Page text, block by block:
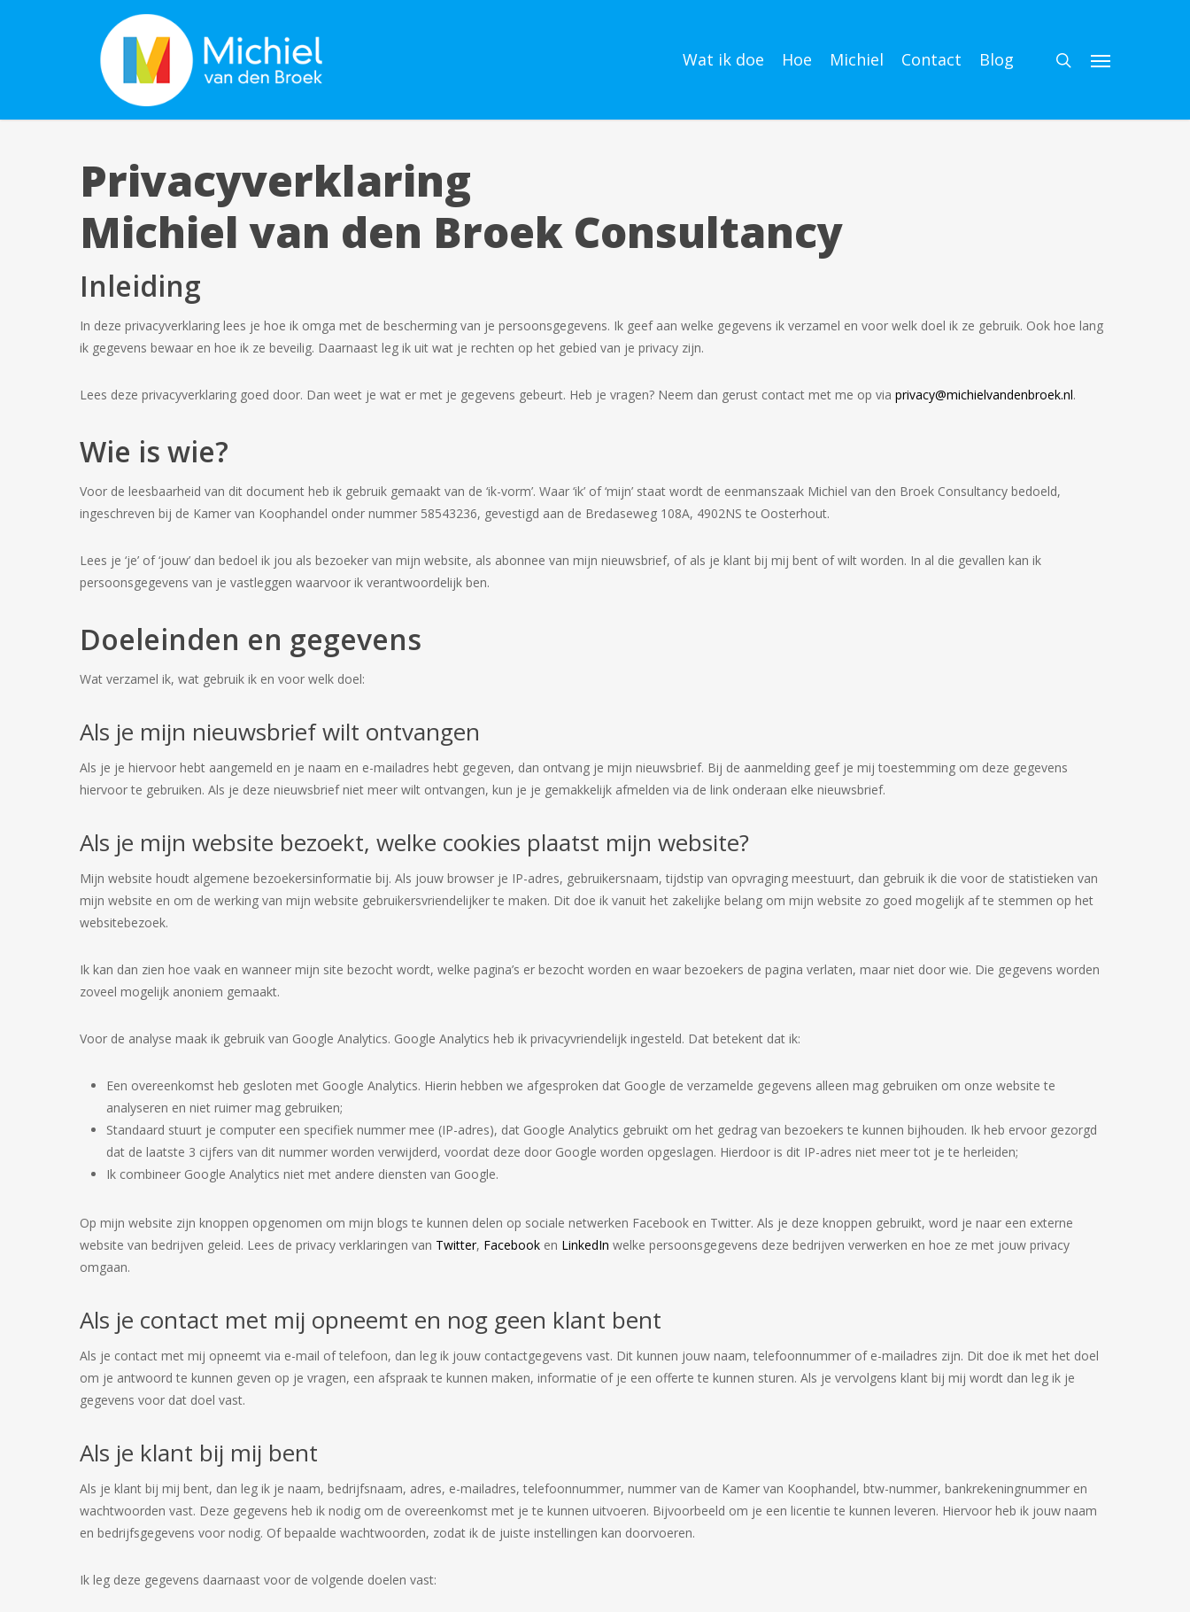
Wat ik doe Hoe Michiel Contact Blog search
Menu
Privacyverklaring
Michiel van den Broek Consultancy
Inleiding
In deze privacyverklaring lees je hoe ik omga met de bescherming van je persoonsgegevens. Ik geef aan welke gegevens ik verzamel en voor welk doel ik ze gebruik. Ook hoe lang
ik gegevens bewaar en hoe ik ze beveilig. Daarnaast leg ik uit wat je rechten op het gebied van je privacy zijn.
Lees deze privacyverklaring goed door. Dan weet je wat er met je gegevens gebeurt. Heb je vragen? Neem dan gerust contact met me op viaprivacy@michielvandenbroek.nl.
Wie is wie?
Voor de leesbaarheid van dit document heb ik gebruik gemaakt van de ‘ik-vorm’. Waar ‘ik’ of ‘mijn’ staat wordt de eenmanszaak Michiel van den Broek Consultancy bedoeld,
ingeschreven bij de Kamer van Koophandel onder nummer 58543236, gevestigd aan de Bredaseweg 108A, 4902NS te Oosterhout.
Lees je ‘je’ of ‘jouw’ dan bedoel ik jou als bezoeker van mijn website, als abonnee van mijn nieuwsbrief, of als je klant bij mij bent of wilt worden. In al die gevallen kan ik
persoonsgegevens van je vastleggen waarvoor ik verantwoordelijk ben.
Doeleinden en gegevens
Wat verzamel ik, wat gebruik ik en voor welk doel:
Als je mijn nieuwsbrief wilt ontvangen
Als je je hiervoor hebt aangemeld en je naam en e-mailadres hebt gegeven, dan ontvang je mijn nieuwsbrief. Bij de aanmelding geef je mij toestemming om deze gegevens
hiervoor te gebruiken. Als je deze nieuwsbrief niet meer wilt ontvangen, kun je je gemakkelijk afmelden via de link onderaan elke nieuwsbrief.
Als je mijn website bezoekt, welke cookies plaatst mijn website?
Mijn website houdt algemene bezoekersinformatie bij. Als jouw browser je IP-adres, gebruikersnaam, tijdstip van opvraging meestuurt, dan gebruik ik die voor de statistieken van
mijn website en om de werking van mijn website gebruikersvriendelijker te maken. Dit doe ik vanuit het zakelijke belang om mijn website zo goed mogelijk af te stemmen op het
websitebezoek.
Ik kan dan zien hoe vaak en wanneer mijn site bezocht wordt, welke pagina’s er bezocht worden en waar bezoekers de pagina verlaten, maar niet door wie. Die gegevens worden
zoveel mogelijk anoniem gemaakt.
Voor de analyse maak ik gebruik van Google Analytics. Google Analytics heb ik privacyvriendelijk ingesteld. Dat betekent dat ik:
Een overeenkomst heb gesloten met Google Analytics. Hierin hebben we afgesproken dat Google de verzamelde gegevens alleen mag gebruiken om onze website te
analyseren en niet ruimer mag gebruiken;
Standaard stuurt je computer een specifiek nummer mee (IP-adres), dat Google Analytics gebruikt om het gedrag van bezoekers te kunnen bijhouden. Ik heb ervoor gezorgd
dat de laatste 3 cijfers van dit nummer worden verwijderd, voordat deze door Google worden opgeslagen. Hierdoor is dit IP-adres niet meer tot je te herleiden;
Ik combineer Google Analytics niet met andere diensten van Google.
Op mijn website zijn knoppen opgenomen om mijn blogs te kunnen delen op sociale netwerken Facebook en Twitter. Als je deze knoppen gebruikt, word je naar een externe
website van bedrijven geleid. Lees de privacy verklaringen van Twitter, Facebook en LinkedIn welke persoonsgegevens deze bedrijven verwerken en hoe ze met jouw privacy
omgaan.
Als je contact met mij opneemt en nog geen klant bent
Als je contact met mij opneemt via e-mail of telefoon, dan leg ik jouw contactgegevens vast. Dit kunnen jouw naam, telefoonnummer of e-mailadres zijn. Dit doe ik met het doel
om je antwoord te kunnen geven op je vragen, een afspraak te kunnen maken, informatie of je een offerte te kunnen sturen. Als je vervolgens klant bij mij wordt dan leg ik je
gegevens voor dat doel vast.
Als je klant bij mij bent
Als je klant bij mij bent, dan leg ik je naam, bedrijfsnaam, adres, e-mailadres, telefoonnummer, nummer van de Kamer van Koophandel, btw-nummer, bankrekeningnummer en
wachtwoorden vast. Deze gegevens heb ik nodig om de overeenkomst met je te kunnen uitvoeren. Bijvoorbeeld om je een licentie te kunnen leveren. Hiervoor heb ik jouw naam
en bedrijfsgegevens voor nodig. Of bepaalde wachtwoorden, zodat ik de juiste instellingen kan doorvoeren.
Ik leg deze gegevens daarnaast voor de volgende doelen vast: